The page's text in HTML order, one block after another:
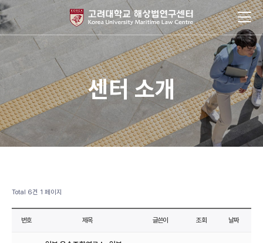
센터 소개
Total 6건 1 페이지
번호 제목 글쓴이 조회 날짜